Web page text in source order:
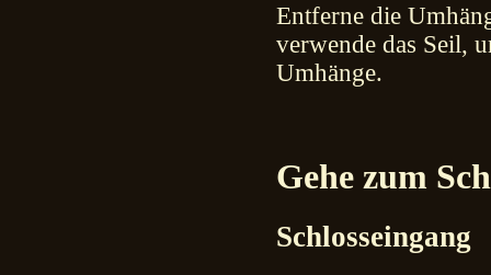
Entferne die
verwende das Seil,
Umhänge.
Gehe zum
Schlosseingang